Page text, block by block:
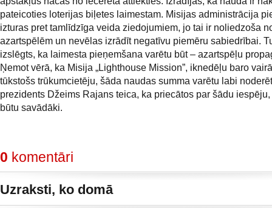
pateicoties loterijas biļetes laimestam. Misijas administrācija
izturas pret tamlīdzīga veida ziedojumiem, jo tai ir noliedzoša
azartspēlēm un nevēlas izrādīt negatīvu piemēru sabiedrībai.
izslēgts, ka laimesta pieņemšana varētu būt – azartspēļu
Ņemot vērā, ka Misija „Lighthouse Mission”, iknedēļu baro
tūkstošs trūkumcietēju, šāda naudas summa varētu labi
prezidents Džeims Rajans teica, ka priecātos par šādu
būtu savādāki.
0 komentāri
Uzraksti, ko domā